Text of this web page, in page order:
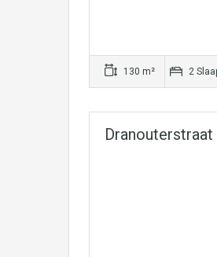
130 m² 2